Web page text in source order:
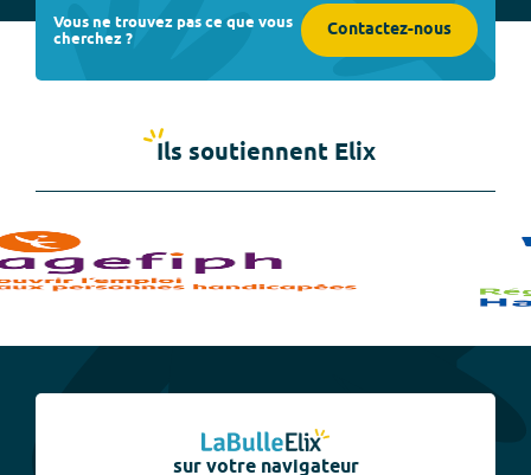
Vous ne trouvez pas ce que vous
cherchez ? Contactez-nous
Ils soutiennent Elix
sur votre navigateur